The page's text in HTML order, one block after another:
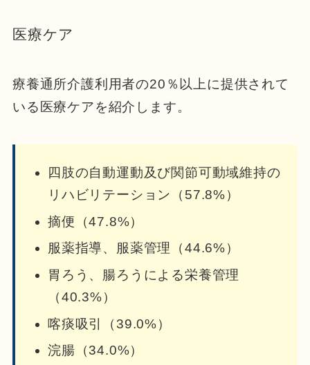
医療ケア
療養通所介護利用者の20％以上に提供されて
いる医療ケアを紹介します。
四肢の自動運動及び関節可動域維持の
リハビリテーション（57.8%）
摘便（47.8%）
服薬指導、服薬管理（44.6%）
胃ろう、腸ろうによる栄養管理
（40.3%）
喀痰吸引（39.0%）
浣腸（34.0%）